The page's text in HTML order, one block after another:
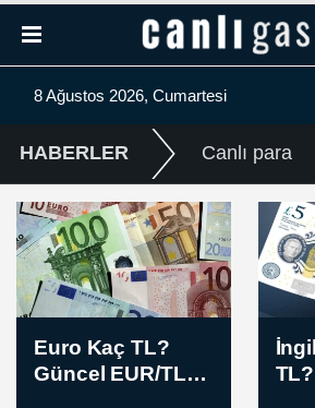
8 Ağustos 2026, Cumartesi
HABERLER Canlı para
İngiliz Sterlini Kaç
TL? Güncel